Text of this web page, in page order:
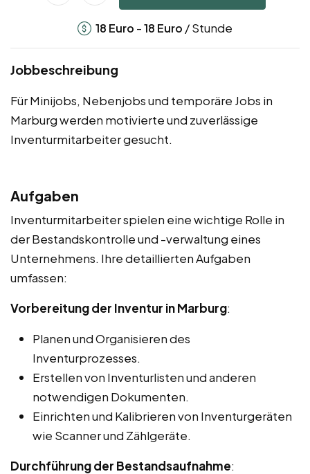
18 Euro -18 Euro / Stunde
Jobbeschreibung
Für Minijobs, Nebenjobs und temporäre Jobs in
Marburg werden motivierte und zuverlässige
Inventurmitarbeiter gesucht.
Aufgaben
Inventurmitarbeiter spielen eine wichtige Rolle in
der Bestandskontrolle und -verwaltung eines
Unternehmens. Ihre detaillierten Aufgaben
umfassen:
Vorbereitung der Inventur in Marburg:
Planen und Organisieren des
Inventurprozesses.
Erstellen von Inventurlisten und anderen
notwendigen Dokumenten.
Einrichten und Kalibrieren von Inventurgeräten
wie Scanner und Zählgeräte.
Durchführung der Bestandsaufnahme: